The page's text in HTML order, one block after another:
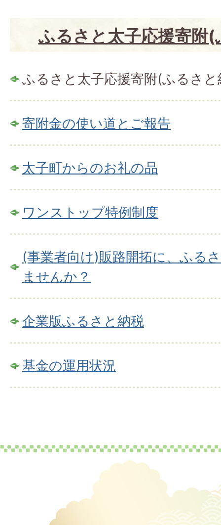
ふるさと太子応援寄附
ふるさと太子応援寄附(ふるさと
寄附金の使い道とご報告
太子町からのお礼の品
ワンストップ特例制度
(事業者向け)販路開拓に、ふる
ませんか？
企業版ふるさと納税
基金の運用状況